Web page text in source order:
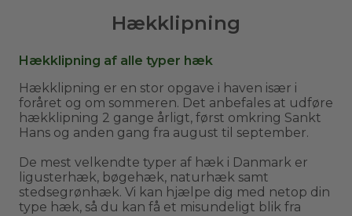
Hækklipning
Hækklipning af alle typer hæk
Hækklipning er en stor opgave i haven især i
foråret og om sommeren. Det anbefales at udføre
hækklipning 2 gange årligt, først omkring Sankt
Hans og anden gang fra august til september.
De mest velkendte typer af hæk i Danmark er
ligusterhæk, bøgehæk, naturhæk samt
stedsegrønhæk. Vi kan hjælpe dig med netop din
type hæk, så du kan få et misundeligt blik fra